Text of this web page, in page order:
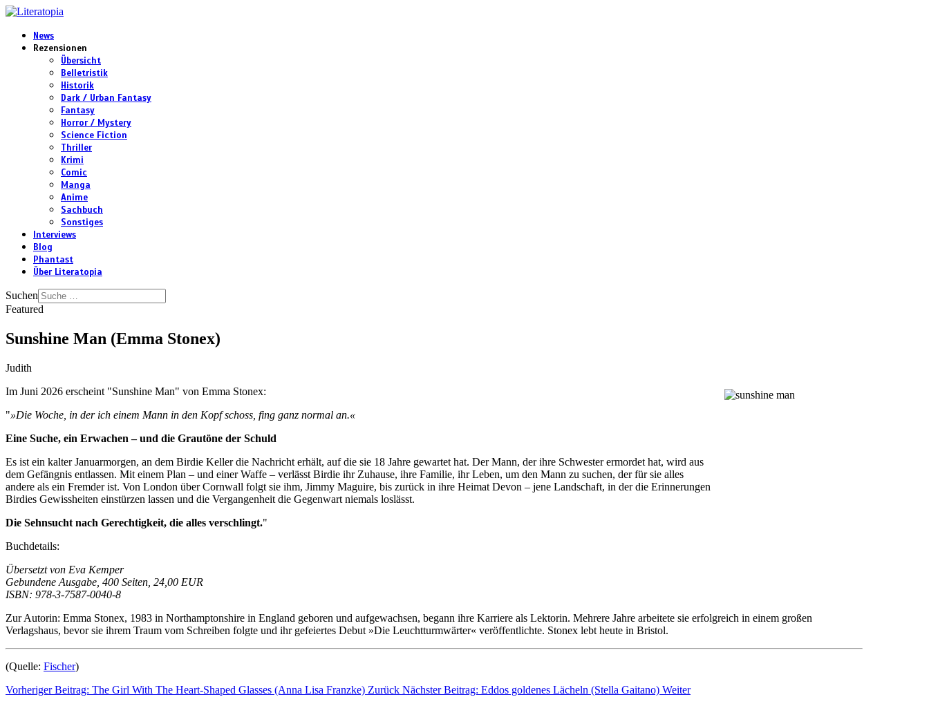
News
Rezensionen
Übersicht
Belletristik
Historik
Dark / Urban Fantasy
Fantasy
Horror / Mystery
Science Fiction
Thriller
Krimi
Comic
Manga
Anime
Sachbuch
Sonstiges
Interviews
Blog
Phantast
Über Literatopia
Suchen
Featured
Sunshine Man (Emma Stonex)
Judith
Im Juni 2026 erscheint "Sunshine Man" von Emma Stonex:
"»Die Woche, in der ich einem Mann in den Kopf schoss, fing ganz normal an.«
Eine Suche, ein Erwachen – und die Grautöne der Schuld
Es ist ein kalter Januarmorgen, an dem Birdie Keller die Nachricht erhält, auf die sie 18 Jahre gewartet hat. Der Mann, der ihre Schwester ermordet hat, wird aus
dem Gefängnis entlassen. Mit einem Plan – und einer Waffe – verlässt Birdie ihr Zuhause, ihre Familie, ihr Leben, um den Mann zu suchen, der für sie alles
andere als ein Fremder ist. Von London über Cornwall folgt sie ihm, Jimmy Maguire, bis zurück in ihre Heimat Devon – jene Landschaft, in der die Erinnerungen
Birdies Gewissheiten einstürzen lassen und die Vergangenheit die Gegenwart niemals loslässt.
Die Sehnsucht nach Gerechtigkeit, die alles verschlingt."
Buchdetails:
Übersetzt von Eva Kemper
Gebundene Ausgabe, 400 Seiten, 24,00 EUR
ISBN: 978-3-7587-0040-8
Zur Autorin: Emma Stonex, 1983 in Northamptonshire in England geboren und aufgewachsen, begann ihre Karriere als Lektorin. Mehrere Jahre arbeitete sie erfolgreich in einem großen
Verlagshaus, bevor sie ihrem Traum vom Schreiben folgte und ihr gefeiertes Debut »Die Leuchtturmwärter« veröffentlichte. Stonex lebt heute in Bristol.
(Quelle: Fischer)
Vorheriger Beitrag: The Girl With The Heart-Shaped Glasses (Anna Lisa Franzke) Zurück Nächster Beitrag: Eddos goldenes Lächeln (Stella Gaitano) Weiter